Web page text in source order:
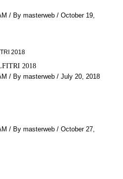
/ By masterweb / October 19,
2018
/ By masterweb / July 20, 2018
/ By masterweb / October 27,